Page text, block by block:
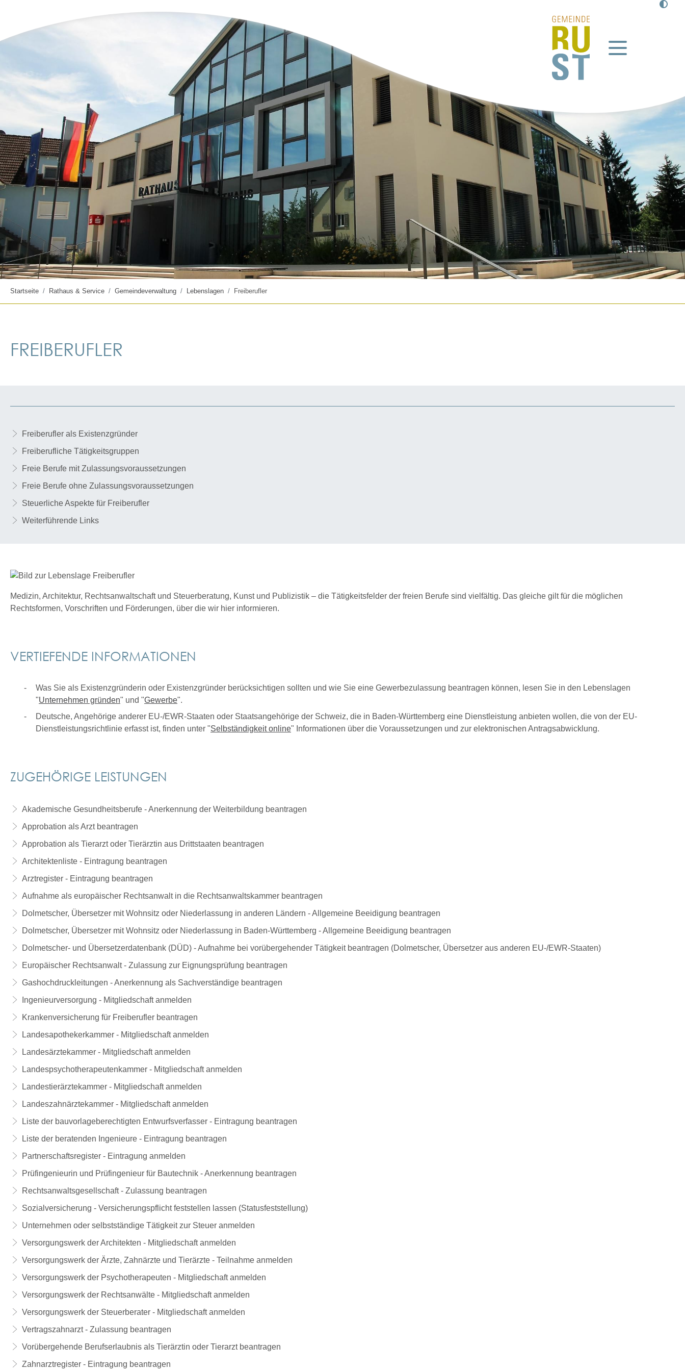
Startseite Rathaus & Service Gemeindeverwaltung Lebenslagen Freiberufler
FREIBERUFLER
Freiberufler als Existenzgründer
Freiberufliche Tätigkeitsgruppen
Freie Berufe mit Zulassungsvoraussetzungen
Freie Berufe ohne Zulassungsvoraussetzungen
Steuerliche Aspekte für Freiberufler
Weiterführende Links
Medizin, Architektur, Rechtsanwaltschaft und Steuerberatung, Kunst und Publizistik – die Tätigkeitsfelder der freien Berufe sind vielfältig. Das gleiche gilt für die möglichen
Rechtsformen, Vorschriften und Förderungen, über die wir hier informieren.
VERTIEFENDE INFORMATIONEN
Was Sie als Existenzgründerin oder Existenzgründer berücksichtigen sollten und wie Sie eine Gewerbezulassung beantragen können, lesen Sie in den Lebenslagen
"Unternehmen gründen" und "Gewerbe".
Deutsche, Angehörige anderer EU-/EWR-Staaten oder Staatsangehörige der Schweiz, die in Baden-Württemberg eine Dienstleistung anbieten wollen, die von der EU-
Dienstleistungsrichtlinie erfasst ist, finden unter "Selbständigkeit online" Informationen über die Voraussetzungen und zur elektronischen Antragsabwicklung.
ZUGEHÖRIGE LEISTUNGEN
Akademische Gesundheitsberufe - Anerkennung der Weiterbildung beantragen
Approbation als Arzt beantragen
Approbation als Tierarzt oder Tierärztin aus Drittstaaten beantragen
Architektenliste - Eintragung beantragen
Arztregister - Eintragung beantragen
Aufnahme als europäischer Rechtsanwalt in die Rechtsanwaltskammer beantragen
Dolmetscher, Übersetzer mit Wohnsitz oder Niederlassung in anderen Ländern - Allgemeine Beeidigung beantragen
Dolmetscher, Übersetzer mit Wohnsitz oder Niederlassung in Baden-Württemberg - Allgemeine Beeidigung beantragen
Dolmetscher- und Übersetzerdatenbank (DÜD) - Aufnahme bei vorübergehender Tätigkeit beantragen (Dolmetscher, Übersetzer aus anderen EU-/EWR-Staaten)
Europäischer Rechtsanwalt - Zulassung zur Eignungsprüfung beantragen
Gashochdruckleitungen - Anerkennung als Sachverständige beantragen
Ingenieurversorgung - Mitgliedschaft anmelden
Krankenversicherung für Freiberufler beantragen
Landesapothekerkammer - Mitgliedschaft anmelden
Landesärztekammer - Mitgliedschaft anmelden
Landespsychotherapeutenkammer - Mitgliedschaft anmelden
Landestierärztekammer - Mitgliedschaft anmelden
Landeszahnärztekammer - Mitgliedschaft anmelden
Liste der bauvorlageberechtigten Entwurfsverfasser - Eintragung beantragen
Liste der beratenden Ingenieure - Eintragung beantragen
Partnerschaftsregister - Eintragung anmelden
Prüfingenieurin und Prüfingenieur für Bautechnik - Anerkennung beantragen
Rechtsanwaltsgesellschaft - Zulassung beantragen
Sozialversicherung - Versicherungspflicht feststellen lassen (Statusfeststellung)
Unternehmen oder selbstständige Tätigkeit zur Steuer anmelden
Versorgungswerk der Architekten - Mitgliedschaft anmelden
Versorgungswerk der Ärzte, Zahnärzte und Tierärzte - Teilnahme anmelden
Versorgungswerk der Psychotherapeuten - Mitgliedschaft anmelden
Versorgungswerk der Rechtsanwälte - Mitgliedschaft anmelden
Versorgungswerk der Steuerberater - Mitgliedschaft anmelden
Vertragszahnarzt - Zulassung beantragen
Vorübergehende Berufserlaubnis als Tierärztin oder Tierarzt beantragen
Zahnarztregister - Eintragung beantragen